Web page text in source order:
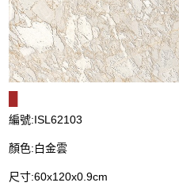
編號:ISL62103
顏色:白金雲
尺寸:60x120x0.9cm